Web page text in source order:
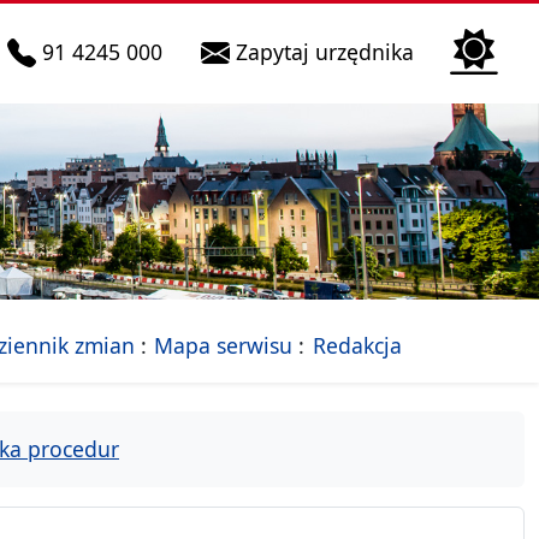
telefon do infolinii:
91 4245 000 Zapytaj urzędnika Biura
strona Miasta Szczecin
zmian Mapa serwisu - drzewko rozdziałów
Redakcja
procedur